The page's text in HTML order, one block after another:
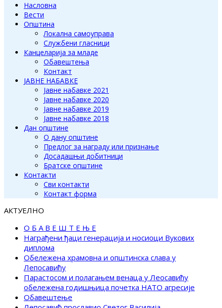
Насловна
Вести
Општина
Локална самоуправа
Службени гласници
Канцеларија за младе
Обавештења
Контакт
ЈАВНЕ НАБАВКЕ
Јавне набавке 2021
Јавне набавке 2020
Јавне набавке 2019
Јавне набавке 2018
Дан општине
О дану општине
Предлог за награду или признање
Досадашњи добитници
Братске општине
Контакти
Сви контакти
Контакт форма
АКТУЕЛНО
О Б А В Е Ш Т Е Њ Е
Награђени ђаци генерација и носиоци Вукових
диплома
Обележена храмовна и општинска слава у
Лепосавићу
Парастосом и полагањем венаца у Леосавићу
обележена годишњица почетка НАТО агресије
Обавештење